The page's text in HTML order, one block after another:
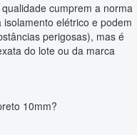
cumprem a norma
elétrico e podem
perigosas), mas é
do lote ou da marca
10mm?